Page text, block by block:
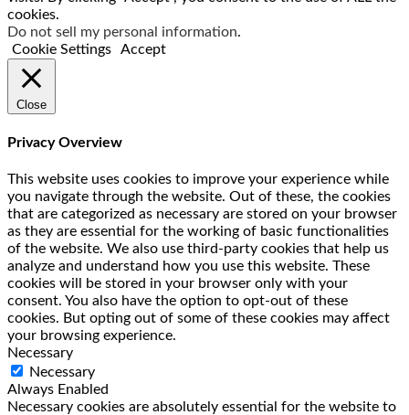
cookies.
Do not sell my personal information.
Cookie Settings
Accept
Close
Privacy Overview
This website uses cookies to improve your experience while
you navigate through the website. Out of these, the cookies
that are categorized as necessary are stored on your browser
as they are essential for the working of basic functionalities
of the website. We also use third-party cookies that help us
analyze and understand how you use this website. These
cookies will be stored in your browser only with your
consent. You also have the option to opt-out of these
cookies. But opting out of some of these cookies may affect
your browsing experience.
Necessary
Necessary
Always Enabled
Necessary cookies are absolutely essential for the website to